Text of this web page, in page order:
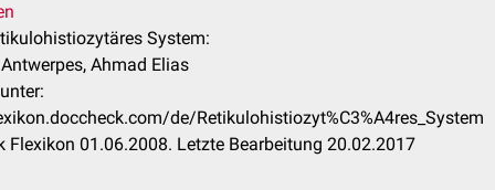
System:
Ahmad Elias
de/Retikulohistiozyt%C3%A4res_System
Flexikon 01.06.2008. Letzte Bearbeitung 20.02.2017